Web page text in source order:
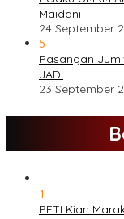
Maidani
24 September
5
Pasangan
JADI
23 September
1
PETI Kian